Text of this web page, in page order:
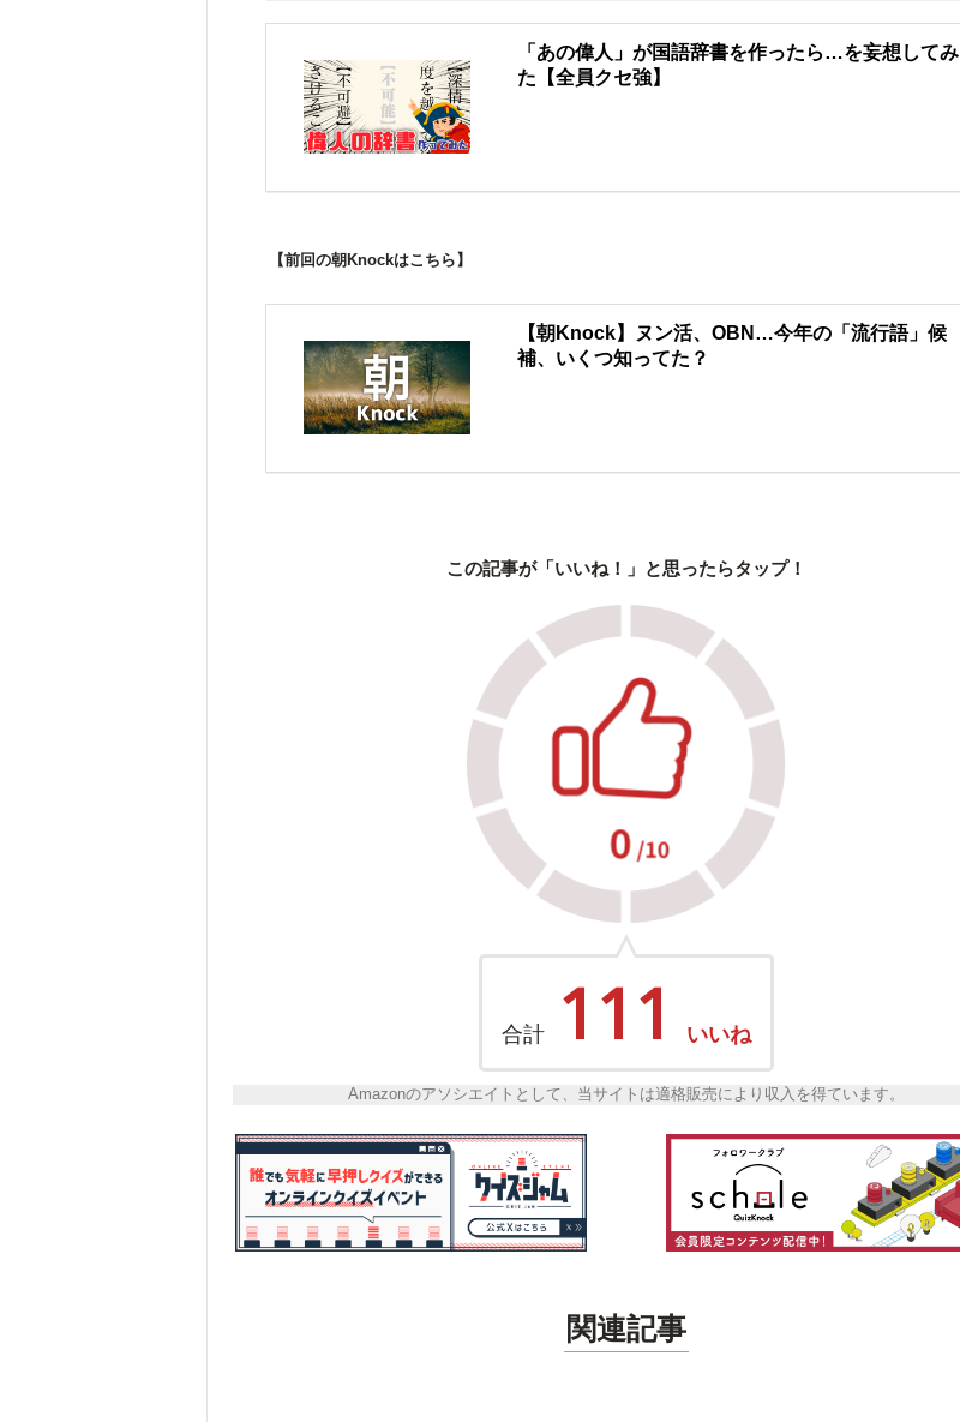
「あの偉人」が国語辞書を作ったら…を妄想してみ
た【全員クセ強】
【前回の朝Knockはこちら】
【朝Knock】ヌン活、OBN…今年の「流行語」候
補、いくつ知ってた？
この記事が「いいね！」と思ったらタップ！
合計 111 いいね
Amazonのアソシエイトとして、当サイトは適格販売により収入を得ています。
関連記事